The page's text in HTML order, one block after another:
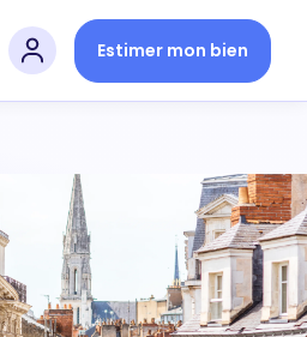
Estimer mon bien